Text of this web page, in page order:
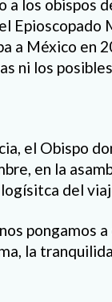
a los obispos
Epioscopado
a México en
ni los
el Obispo
en la
del
pongamos
la